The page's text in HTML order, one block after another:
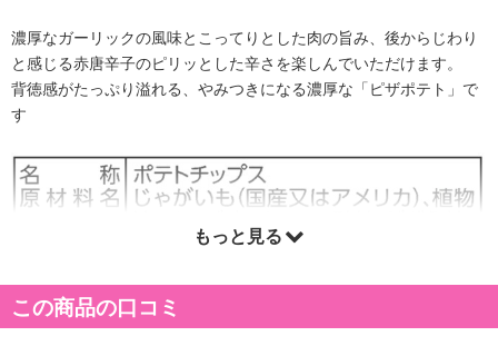
濃厚なガーリックの風味とこってりとした肉の旨み、後からじわり
と感じる赤唐辛子のピリッとした辛さを楽しんでいただけます。
背徳感がたっぷり溢れる、やみつきになる濃厚な「ピザポテト」で
す
もっと見る
この商品の口コミ